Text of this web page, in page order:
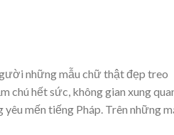
những mẫu chữ thật đẹp treo
chú hết sức, không gian xung
mến tiếng Pháp. Trên những